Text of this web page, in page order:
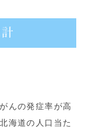
んの発症率が高
海道の人口当た